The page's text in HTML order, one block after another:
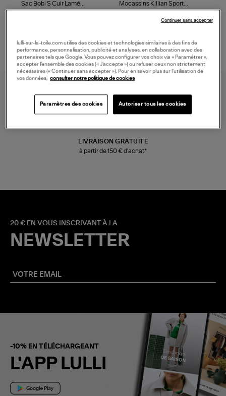
480,00 €
Sac Bobi S Cuir Lamé
Champagne
189,00 €
Mocassins Killian Sport
Mousse
LIVRAISON GRATUITE
à partir de 150 € d'achat*
20 € EN VOUS INSCRIVANT À LA
NEWSLETTER
-10% EN TÉLÉCHARGEANT
L'APP LULLI
lulli-sur-la-toile.com utilise des cookies et technologies similaires à des fins de
performance, personnalisation, publicité et analyses, en collaboration avec des
partenaires tels que Google. Vous pouvez configurer vos choix via « Paramétrer »,
accepter l’ensemble des cookies (« J’accepte ») ou refuser ceux non strictement
nécessaires (« Continuer sans accepter »). Pour en savoir plus sur l’utilisation de
vos données, consulter notre politique de cookies
Paramètres des cookies Autoriser tous les cookies
Continuer sans accepter